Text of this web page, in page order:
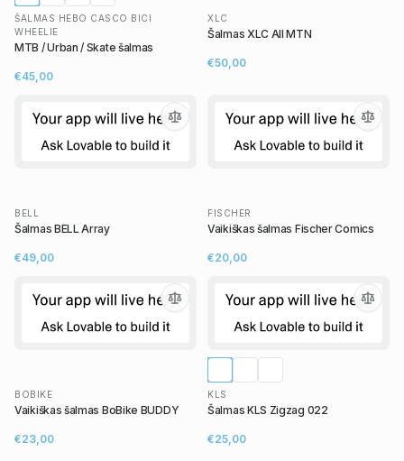
ŠALMAS HEBO CASCO BICI
WHEELIE
MTB / Urban / Skate šalmas
€45,00
XLC
Šalmas XLC All MTN
€50,00
BELL
Šalmas BELL Array
€49,00
FISCHER
Vaikiškas šalmas Fischer Comics
€20,00
BOBIKE
Vaikiškas šalmas BoBike BUDDY
€23,00
KLS
Šalmas KLS Zigzag 022
€25,00